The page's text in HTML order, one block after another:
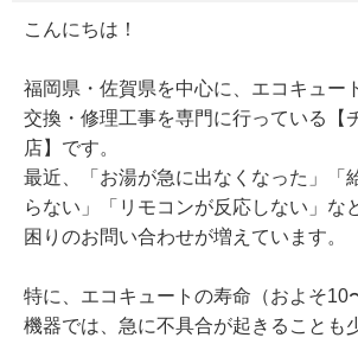
こんにちは！
福岡県・佐賀県を中心に、エコキュー
交換・修理工事を専門に行っている【
店】です。
最近、「お湯が急に出なくなった」「
らない」「リモコンが反応しない」な
困りのお問い合わせが増えています。
特に、エコキュートの寿命（およそ10
機器では、急に不具合が起きることも